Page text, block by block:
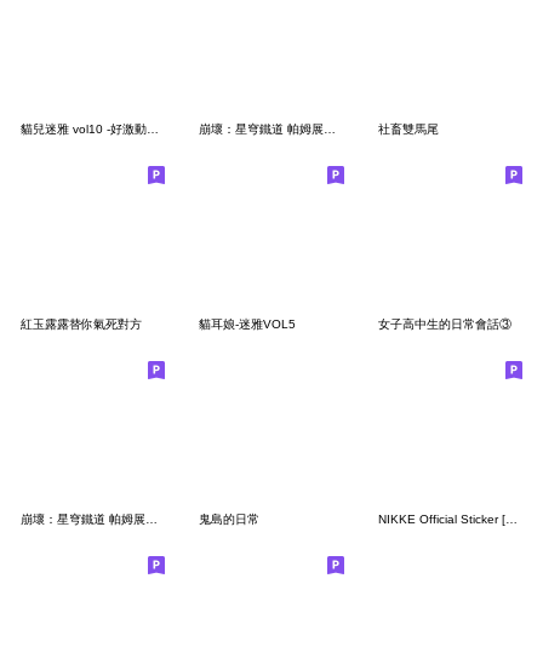
社畜雙馬尾
紅玉露露替你氣死對方 貓耳娘-迷雅VOL5 女子高中生的日常會話③
崩壞：星穹鐵道 帕姆展覽館 第二十彈 鬼島的日常 NIKKE Official Sticker [3rd Batch]